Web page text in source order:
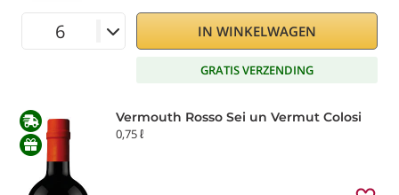
IN WINKELWAGEN
GRATIS VERZENDING
Vermouth Rosso Sei un Vermut Colosi
0,75 ℓ